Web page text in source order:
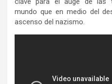
mundo que en medio del
ascenso del nazismo.